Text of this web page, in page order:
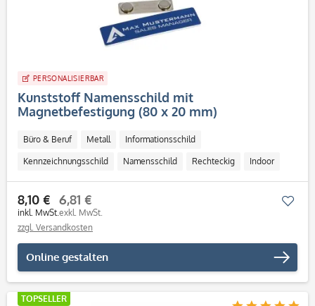
PERSONALISIERBAR
Kunststoff Namensschild mit
Magnetbefestigung (80 x 20 mm)
Büro & Beruf Metall Informationsschild
Kennzeichnungsschild Namensschild Rechteckig Indoor
Outdoor mit Magnet
8,10 €
inkl. MwSt.
6,81 €
exkl. MwSt.
zzgl. Versandkosten
Online gestalten
TOPSELLER